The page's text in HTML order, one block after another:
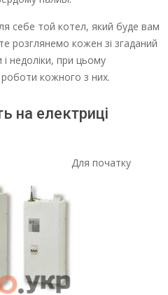
себе той котел, який буде вам
розглянемо кожен зі згаданий
і недоліки, при цьому
кожного з них.
на електриці
Для початку